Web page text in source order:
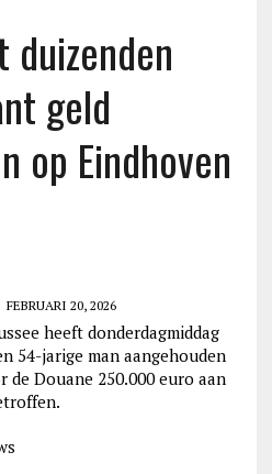
duizenden
geld
op Eindhoven
FEBRUARI 20, 2026
heeft donderdagmiddag
54-jarige man aangehouden
de Douane 250.000 euro aan